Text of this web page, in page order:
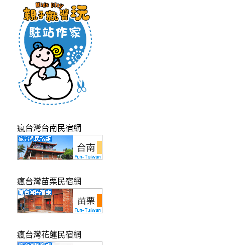
瘋台灣台南民宿網
瘋台灣苗栗民宿網
瘋台灣花蓮民宿網